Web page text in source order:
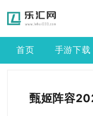
首页 手游下载
甄姬阵容